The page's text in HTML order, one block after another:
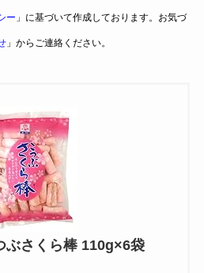
ー 」に基づいて作成しております。お気づ
」からご連絡ください。
ぶさくら棒 110g×6袋